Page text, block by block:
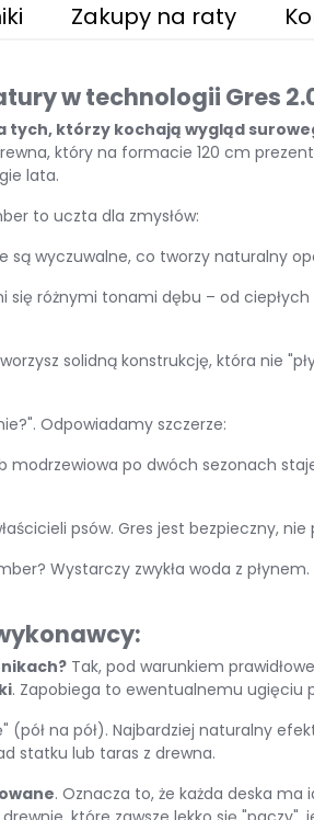
Zakupy na raty
w technologii Gres
tych, którzy kochają wygląd
który na formacie 120 cm
lata.
to uczta dla zmysłów:
są wyczuwalne, co tworzy naturalny
się różnymi tonami dębu – od
solidną konstrukcję, która nie
. Odpowiadamy szczerze:
modrzewiowa po dwóch sezonach
psów. Gres jest bezpieczny,
Wystarczy zwykła woda z
Tak, pod warunkiem
. Zapobiega to ewentualnemu ugięciu
(pół na pół). Najbardziej naturalny
statku lub taras z drewna.
. Oznacza to, że każda deska